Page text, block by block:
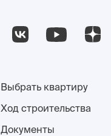
Выбрать квартиру
Ход строительства
Документы